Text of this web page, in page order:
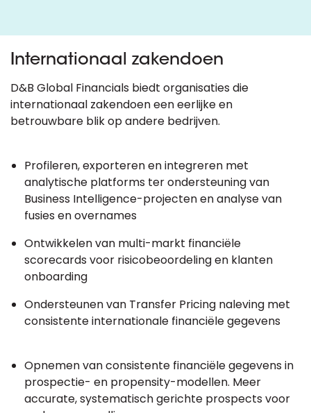
Internationaal zakendoen
D&B Global Financials biedt organisaties die
internationaal zakendoen een eerlijke en
betrouwbare blik op andere bedrijven.
Profileren, exporteren en integreren met
analytische platforms ter ondersteuning van
Business Intelligence-projecten en analyse van
fusies en overnames
Ontwikkelen van multi-markt financiële
scorecards voor risicobeoordeling en klanten
onboarding
Ondersteunen van Transfer Pricing naleving met
consistente internationale financiële gegevens
Opnemen van consistente financiële gegevens in
prospectie- en propensity-modellen. Meer
accurate, systematisch gerichte prospects voor